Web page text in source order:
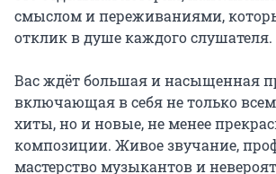
смыслом и переживаниями,
отклик в душе каждого слушателя.
Вас ждёт большая и насыщенная
включающая в себя не только
хиты, но и новые, не менее
композиции. Живое звучание,
мастерство музыкантов и